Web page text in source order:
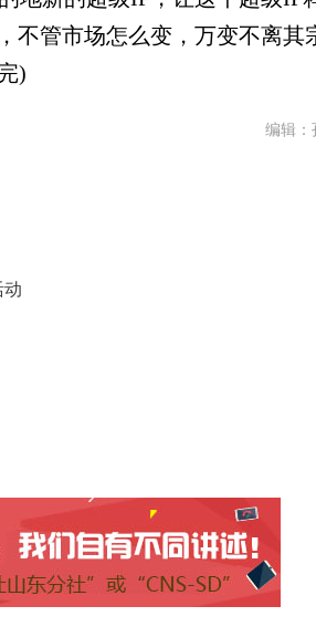
不管市场怎么变，万变不离其
)
编辑：
动